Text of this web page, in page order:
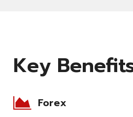
READ MORE
Key
Forex